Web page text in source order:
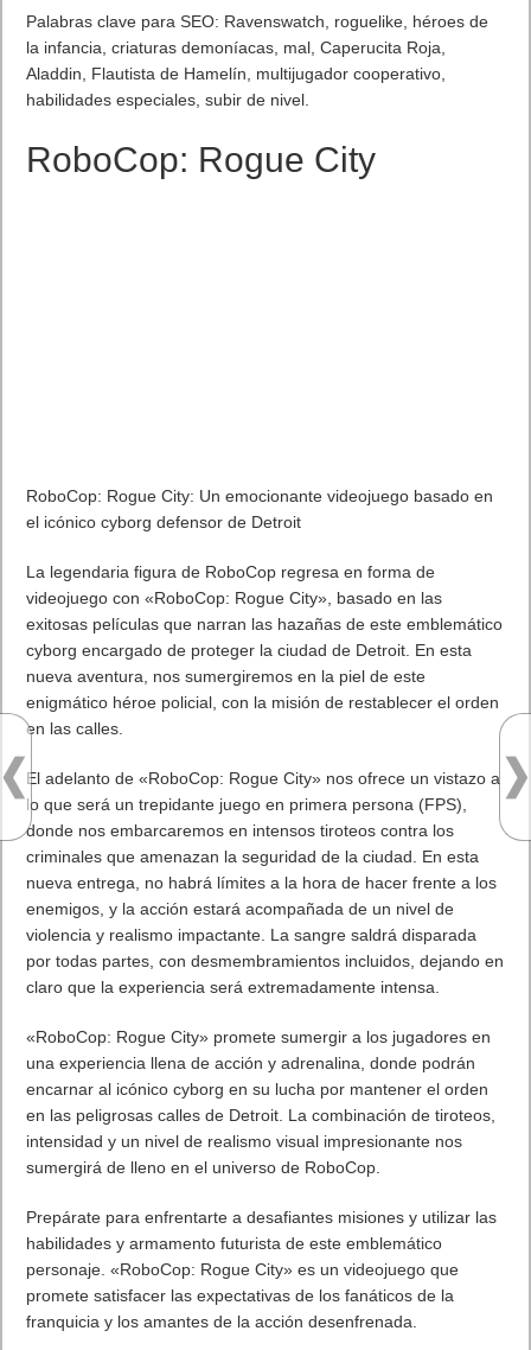
Palabras clave para SEO: Ravenswatch, roguelike, héroes de
la infancia, criaturas demoníacas, mal, Caperucita Roja,
Aladdin, Flautista de Hamelín, multijugador cooperativo,
habilidades especiales, subir de nivel.
RoboCop: Rogue City
RoboCop: Rogue City: Un emocionante videojuego basado en
el icónico cyborg defensor de Detroit
La legendaria figura de RoboCop regresa en forma de
videojuego con «RoboCop: Rogue City», basado en las
exitosas películas que narran las hazañas de este emblemático
cyborg encargado de proteger la ciudad de Detroit. En esta
nueva aventura, nos sumergiremos en la piel de este
enigmático héroe policial, con la misión de restablecer el orden
en las calles.
El adelanto de «RoboCop: Rogue City» nos ofrece un vistazo a
lo que será un trepidante juego en primera persona (FPS),
donde nos embarcaremos en intensos tiroteos contra los
criminales que amenazan la seguridad de la ciudad. En esta
nueva entrega, no habrá límites a la hora de hacer frente a los
enemigos, y la acción estará acompañada de un nivel de
violencia y realismo impactante. La sangre saldrá disparada
por todas partes, con desmembramientos incluidos, dejando en
claro que la experiencia será extremadamente intensa.
«RoboCop: Rogue City» promete sumergir a los jugadores en
una experiencia llena de acción y adrenalina, donde podrán
encarnar al icónico cyborg en su lucha por mantener el orden
en las peligrosas calles de Detroit. La combinación de tiroteos,
intensidad y un nivel de realismo visual impresionante nos
sumergirá de lleno en el universo de RoboCop.
Prepárate para enfrentarte a desafiantes misiones y utilizar las
habilidades y armamento futurista de este emblemático
personaje. «RoboCop: Rogue City» es un videojuego que
promete satisfacer las expectativas de los fanáticos de la
franquicia y los amantes de la acción desenfrenada.